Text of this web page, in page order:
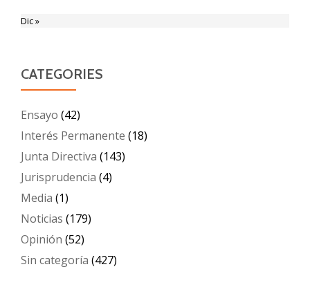
Dic »
CATEGORIES
Ensayo (42)
Interés Permanente (18)
Junta Directiva (143)
Jurisprudencia (4)
Media (1)
Noticias (179)
Opinión (52)
Sin categoría (427)